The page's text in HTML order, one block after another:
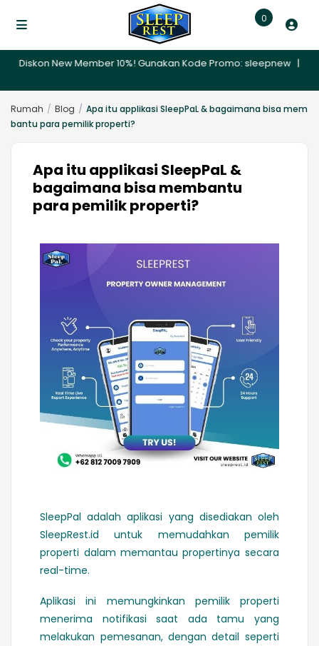
New Member 10%! Gunakan Kode Promo: sleepnew | ✨
0
Rumah Blog
Apa itu applikasi SleepPaL & bagaimana bisa mem
bantu para pemilik properti?
Apa itu applikasi SleepPaL &
bagaimana bisa membantu
para pemilik properti?
SleepPal adalah aplikasi yang disediakan oleh
SleepRest.id untuk memudahkan pemilik
properti dalam memantau propertinya secara
real-time.
Aplikasi ini memungkinkan pemilik properti
menerima notifikasi saat ada tamu yang
melakukan pemesanan, dengan detail seperti